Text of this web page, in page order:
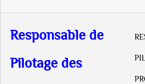
Responsable de
Pilotage des